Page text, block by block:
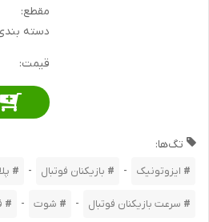
مقطع:
دسته
قیمت:
تگ‌ها:
ایزوتونیک - بازیکنان فوتبال -
سرعت بازیکنان فوتبال - شوت -